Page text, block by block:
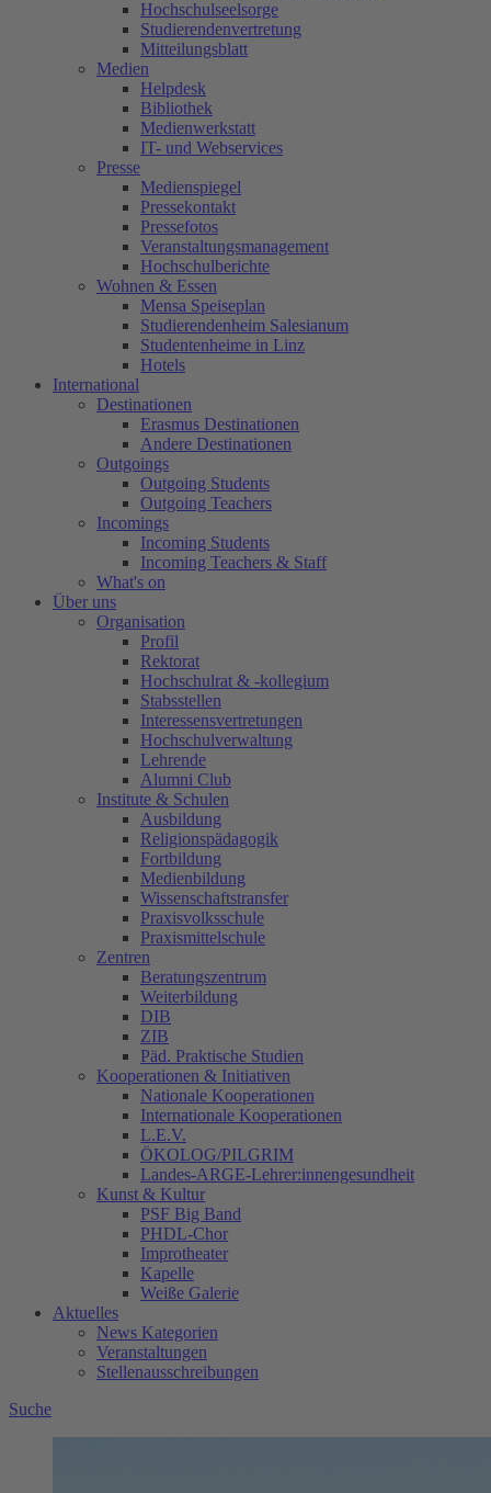
Hochschulseelsorge
Studierendenvertretung
Mitteilungsblatt
Medien
Helpdesk
Bibliothek
Medienwerkstatt
IT- und Webservices
Presse
Medienspiegel
Pressekontakt
Pressefotos
Veranstaltungsmanagement
Hochschulberichte
Wohnen & Essen
Mensa Speiseplan
Studierendenheim Salesianum
Studentenheime in Linz
Hotels
International
Destinationen
Erasmus Destinationen
Andere Destinationen
Outgoings
Outgoing Students
Outgoing Teachers
Incomings
Incoming Students
Incoming Teachers & Staff
What's on
Über uns
Organisation
Profil
Rektorat
Hochschulrat & -kollegium
Stabsstellen
Interessensvertretungen
Hochschulverwaltung
Lehrende
Alumni Club
Institute & Schulen
Ausbildung
Religionspädagogik
Fortbildung
Medienbildung
Wissenschaftstransfer
Praxisvolksschule
Praxismittelschule
Zentren
Beratungszentrum
Weiterbildung
DIB
ZIB
Päd. Praktische Studien
Kooperationen & Initiativen
Nationale Kooperationen
Internationale Kooperationen
L.E.V.
ÖKOLOG/PILGRIM
Landes-ARGE-Lehrer:innengesundheit
Kunst & Kultur
PSF Big Band
PHDL-Chor
Improtheater
Kapelle
Weiße Galerie
Aktuelles
News Kategorien
Veranstaltungen
Stellenausschreibungen
Suche